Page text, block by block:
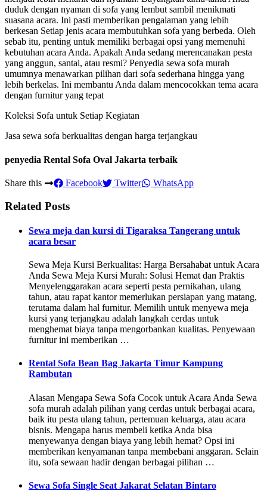
duduk dengan nyaman di sofa yang lembut sambil menikmati
suasana acara. Ini pasti memberikan pengalaman yang lebih
berkesan Setiap jenis acara membutuhkan sofa yang berbeda. Oleh
sebab itu, penting untuk memiliki berbagai opsi yang memenuhi
kebutuhan acara Anda. Apakah Anda sedang merencanakan pesta
yang anggun, santai, atau resmi? Penyedia sewa sofa murah
umumnya menawarkan pilihan dari sofa sederhana hingga yang
lebih berkelas. Ini membantu Anda dalam mencocokkan tema acara
dengan furnitur yang tepat
Koleksi Sofa untuk Setiap Kegiatan
Jasa sewa sofa berkualitas dengan harga terjangkau
penyedia Rental Sofa Oval Jakarta terbaik
Share this Facebook Twitter WhatsApp
Related Posts
Sewa meja dan kursi di Tigaraksa Tangerang untuk
acara besar
Sewa Meja Kursi Berkualitas: Harga Bersahabat untuk Acara
Anda Sewa Meja Kursi Murah: Solusi Hemat dan Praktis
Menyelenggarakan acara seperti pesta pernikahan, ulang
tahun, atau rapat kantor memerlukan persiapan yang matang,
terutama dalam hal furnitur. Memilih untuk menyewa meja
kursi yang terjangkau adalah langkah cerdas untuk
menghemat biaya tanpa mengorbankan kualitas. Penyewaan
furnitur ini memberikan …
Rental Sofa Bean Bag Jakarta Timur Kampung
Rambutan
Alasan Mengapa Sewa Sofa Cocok untuk Acara Anda Sewa
sofa murah adalah pilihan yang cerdas untuk berbagai acara,
baik itu pesta ulang tahun, pertemuan keluarga, atau acara
bisnis. Mengapa harus membeli ketika Anda bisa
menyewanya dengan biaya yang lebih hemat? Opsi ini
memberikan kenyamanan tanpa membebani anggaran. Selain
itu, sofa sewaan hadir dengan berbagai pilihan …
Sewa Sofa Single Seat Jakarat Selatan Bintaro